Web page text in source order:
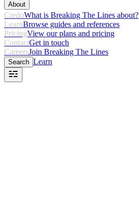
About
CredoWhat is Breaking The Lines about?
LearnBrowse guides and references
PricingView our plans and pricing
ContactGet in touch
CareersJoin Breaking The Lines
Search Learn